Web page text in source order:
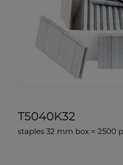
T5040K32
staples 32 mm box = 2500